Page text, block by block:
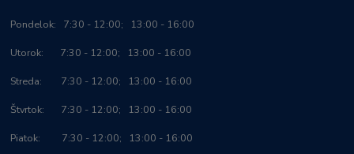
Pondelok: 7:30 - 12:00; 13:00 - 16:00
Utorok: 7:30 - 12:00; 13:00 - 16:00
Streda: 7:30 - 12:00; 13:00 - 16:00
Štvrtok: 7:30 - 12:00; 13:00 - 16:00
Piatok: 7:30 - 12:00; 13:00 - 16:00